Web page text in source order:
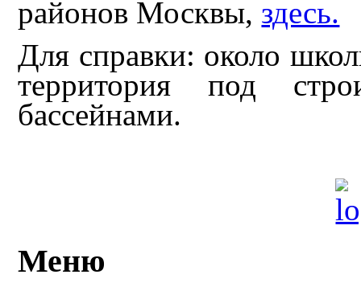
районов Москвы, здесь.
Для справки: около
территория под
бассейнами.
Меню